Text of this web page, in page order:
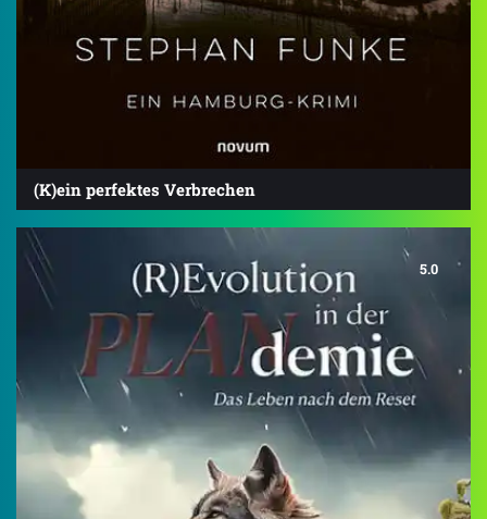
(K)ein perfektes Verbrechen
5.0